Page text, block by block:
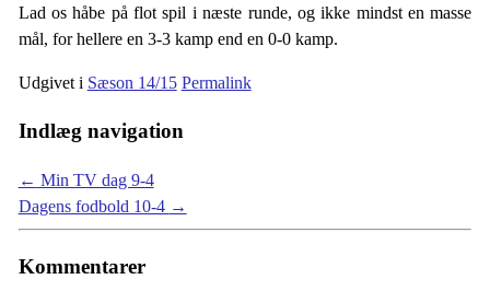
Lad os håbe på flot spil i næste runde, og ikke mindst en masse
mål, for hellere en 3-3 kamp end en 0-0 kamp.
Udgivet i Sæson 14/15 Permalink
Indlæg navigation
← Min TV dag 9-4
Dagens fodbold 10-4 →
Kommentarer